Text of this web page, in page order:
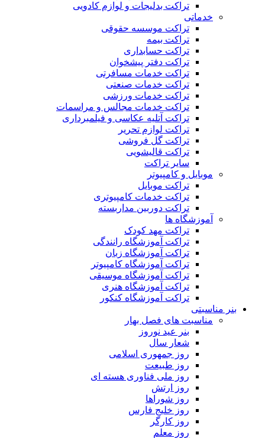
تراکت بدلیجات و لوازم کادویی
خدماتی
تراکت موسسه حقوقی
تراکت بیمه
تراکت حسابداری
تراکت دفتر پیشخوان
تراکت خدمات مسافرتی
تراکت خدمات صنعتی
تراکت خدمات ورزشی
تراکت خدمات مجالس و مراسمات
تراکت آتلیه عکاسی و فیلمبرداری
تراکت لوازم تحریر
تراکت گل فروشی
تراکت قالیشویی
سایر تراکت
موبایل و کامپیوتر
تراکت موبایل
تراکت خدمات کامپیوتری
تراکت دوربین مداربسته
آموزشگاه ها
تراکت مهد کودک
تراکت آموزشگاه رانندگی
تراکت آموزشگاه زبان
تراکت آموزشگاه کامپیوتر
تراکت آموزشگاه موسیقی
تراکت آموزشگاه هنری
تراکت آموزشگاه کنکور
بنر مناسبتی
مناسبت های فصل بهار
بنر عید نوروز
شعار سال
روز جمهوری اسلامی
روز طبیعت
روز ملی فناوری هسته ای
روز ارتش
روز شوراها
روز خلیج فارس
روز کارگر
روز معلم